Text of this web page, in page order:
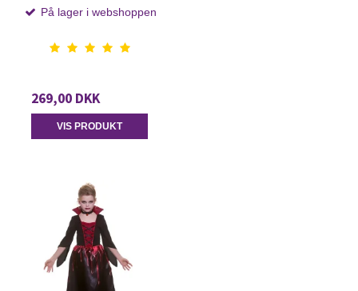
På lager i webshoppen
269,00 DKK
VIS PRODUKT